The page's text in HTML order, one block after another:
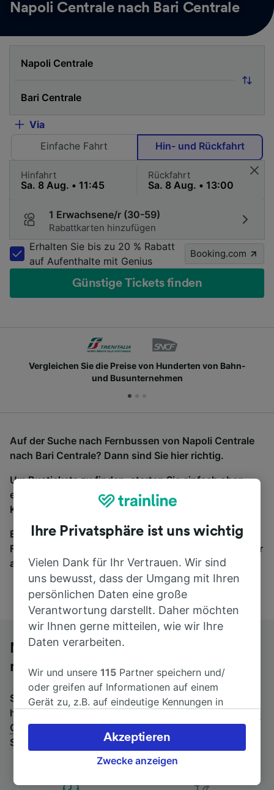
Napoli Centrale nach Bari Centrale
Via
Einfache Fahrt
Hin- und Rückfahrt
Hinfahrt Rückfahrt
1 Erwachsene/r (30-59)
Rabattkarten hinzufügen
Erhalten Sie bis zu 20 % Rabatt
auf Aufenthalte mit Genius
Booking.com
Günstige Tickets finden
Vergleichen Sie die Preise von Hunderten von Bahn-
und Busunternehmen
Auf der Suche nach Fernbussen von Napoli Centrale
nach Bari Centrale? Dann sind Sie hier richtig.
Um Bustickets zu finden, starten Sie einfach oben
eine Suche und wir vergleichen Fahrtzeiten und
Kosten für Bahn- und Busreisen miteinander.
Egal, wohin die Reise geht – starten Sie mit uns.
Finden Sie hier Fahrkarten für Verbindungen von mehr
als 170 Bahn- und Busunternehmen.
Mit dem Fernbus von Napoli Centrale
nach Bari Centrale
Suchen Sie nach einem Rückfahrtticket? Dann bitte
hier entlang:Fernbusse von Bari Centrale nach Napoli
Centrale.Wenn Sie lieber mit dem Zug fahren, prüfen
Sie die
Züge von Napoli Centrale bis Bari Centrale
Ihre Privatsphäre ist uns wichtig
Vielen Dank für Ihr Vertrauen. Wir sind
uns bewusst, dass der Umgang mit Ihren
persönlichen Daten eine große
Verantwortung darstellt. Daher möchten
wir Ihnen gerne mitteilen, wie wir Ihre
Daten verarbeiten.
Wir und unsere115 Partner speichern und/
oder greifen auf Informationen auf einem
Gerät zu, z.B. auf eindeutige Kennungen in
verarbeiten. Sie können Ihre Präferenzen
akzeptieren oder verwalten, einschließlich
Ihres Widerspruchsrechts bei berechtigtem
Zwecke anzeigen
Akzeptieren